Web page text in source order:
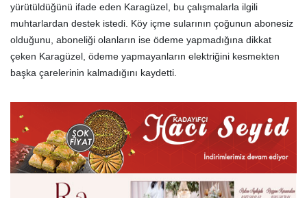
yürütüldüğünü ifade eden Karagüzel, bu çalışmalarla ilgili
muhtarlardan destek istedi. Köy içme sularının çoğunun abonesiz
olduğunu, aboneliği olanların ise ödeme yapmadığına dikkat
çeken Karagüzel, ödeme yapmayanların elektriğini kesmekten
başka çarelerinin kalmadığını kaydetti.